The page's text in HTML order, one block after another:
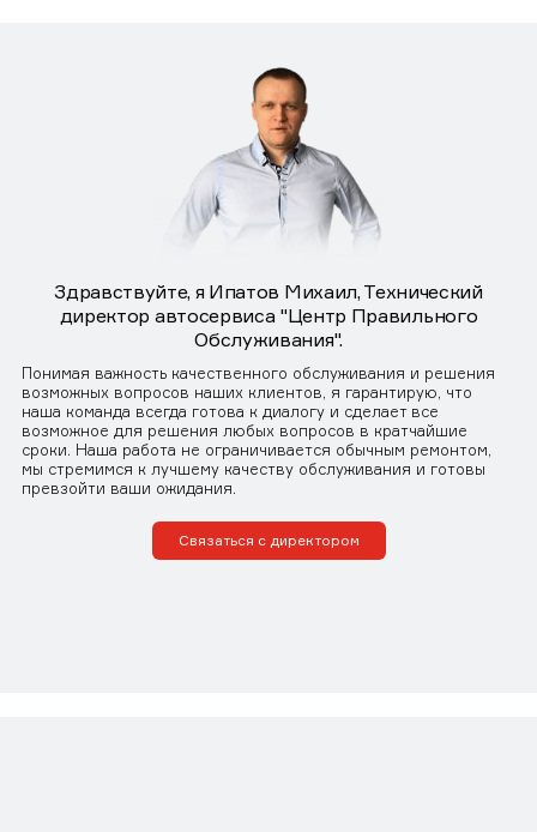
Здравствуйте, я Ипатов Михаил, Технический
директор автосервиса "Центр Правильного
Обслуживания".
Понимая важность качественного обслуживания и решения
возможных вопросов наших клиентов, я гарантирую, что
наша команда всегда готова к диалогу и сделает все
возможное для решения любых вопросов в кратчайшие
сроки. Наша работа не ограничивается обычным ремонтом,
мы стремимся к лучшему качеству обслуживания и готовы
превзойти ваши ожидания.
Связаться с директором